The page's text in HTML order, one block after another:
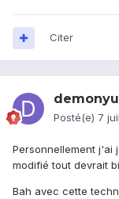
Citer
Posté(e) 7
Personnellement j'ai
modifié tout devrait
Bah avec cette